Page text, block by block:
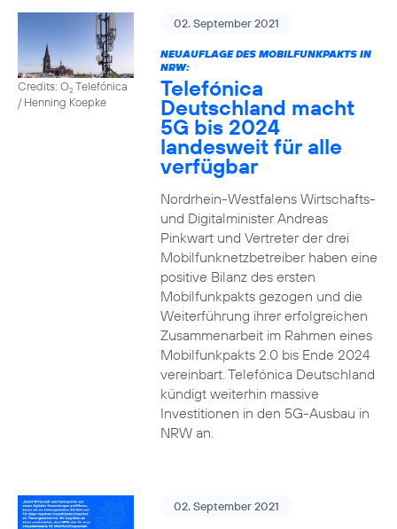
Credits: O2Telefónica
/ Henning Koepke
02. September 2021
NEUAUFLAGE DES MOBILFUNKPAKTS IN
NRW:
Telefónica
Deutschland macht
5G bis 2024
landesweit für alle
verfügbar
Nordrhein-Westfalens Wirtschafts-
und Digitalminister Andreas
Pinkwart und Vertreter der drei
Mobilfunknetzbetreiber haben eine
positive Bilanz des ersten
Mobilfunkpakts gezogen und die
Weiterführung ihrer erfolgreichen
Zusammenarbeit im Rahmen eines
Mobilfunkpakts 2.0 bis Ende 2024
vereinbart. Telefónica Deutschland
kündigt weiterhin massive
Investitionen in den 5G-Ausbau in
NRW an.
02. September 2021